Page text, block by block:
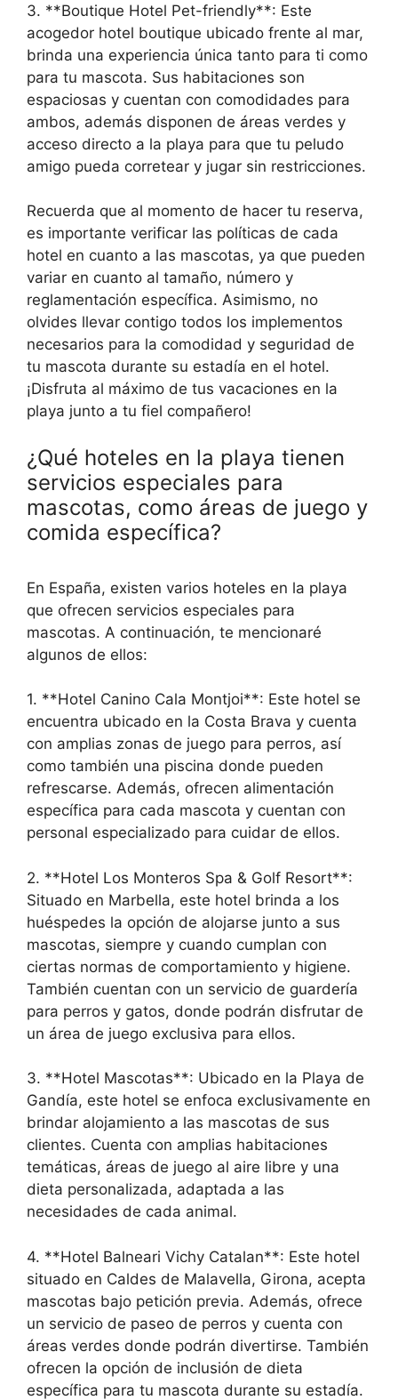
3. **Boutique Hotel Pet-friendly**: Este
acogedor hotel boutique ubicado frente al mar,
brinda una experiencia única tanto para ti como
para tu mascota. Sus habitaciones son
espaciosas y cuentan con comodidades para
ambos, además disponen de áreas verdes y
acceso directo a la playa para que tu peludo
amigo pueda corretear y jugar sin restricciones.
Recuerda que al momento de hacer tu reserva,
es importante verificar las políticas de cada
hotel en cuanto a las mascotas, ya que pueden
variar en cuanto al tamaño, número y
reglamentación específica. Asimismo, no
olvides llevar contigo todos los implementos
necesarios para la comodidad y seguridad de
tu mascota durante su estadía en el hotel.
¡Disfruta al máximo de tus vacaciones en la
playa junto a tu fiel compañero!
¿Qué hoteles en la playa tienen
servicios especiales para
mascotas, como áreas de juego y
comida específica?
En España, existen varios hoteles en la playa
que ofrecen servicios especiales para
mascotas. A continuación, te mencionaré
algunos de ellos:
1. **Hotel Canino Cala Montjoi**: Este hotel se
encuentra ubicado en la Costa Brava y cuenta
con amplias zonas de juego para perros, así
como también una piscina donde pueden
refrescarse. Además, ofrecen alimentación
específica para cada mascota y cuentan con
personal especializado para cuidar de ellos.
2. **Hotel Los Monteros Spa & Golf Resort**:
Situado en Marbella, este hotel brinda a los
huéspedes la opción de alojarse junto a sus
mascotas, siempre y cuando cumplan con
ciertas normas de comportamiento y higiene.
También cuentan con un servicio de guardería
para perros y gatos, donde podrán disfrutar de
un área de juego exclusiva para ellos.
3. **Hotel Mascotas**: Ubicado en la Playa de
Gandía, este hotel se enfoca exclusivamente en
brindar alojamiento a las mascotas de sus
clientes. Cuenta con amplias habitaciones
temáticas, áreas de juego al aire libre y una
dieta personalizada, adaptada a las
necesidades de cada animal.
4. **Hotel Balneari Vichy Catalan**: Este hotel
situado en Caldes de Malavella, Girona, acepta
mascotas bajo petición previa. Además, ofrece
un servicio de paseo de perros y cuenta con
áreas verdes donde podrán divertirse. También
ofrecen la opción de inclusión de dieta
específica para tu mascota durante su estadía.